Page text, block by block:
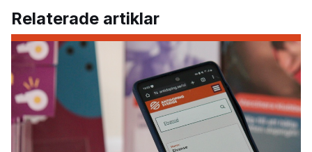
Relaterade artiklar